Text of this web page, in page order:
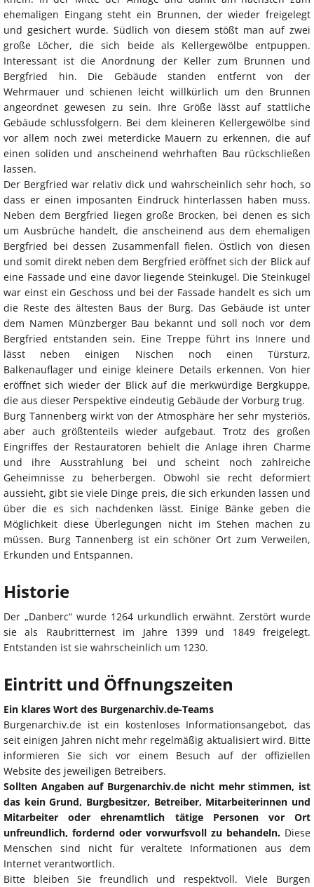
ehemaligen Eingang steht ein Brunnen, der wieder freigelegt
und gesichert wurde. Südlich von diesem stößt man auf zwei
große Löcher, die sich beide als Kellergewölbe entpuppen.
Interessant ist die Anordnung der Keller zum Brunnen und
Bergfried hin. Die Gebäude standen entfernt von der
Wehrmauer und schienen leicht willkürlich um den Brunnen
angeordnet gewesen zu sein. Ihre Größe lässt auf stattliche
Gebäude schlussfolgern. Bei dem kleineren Kellergewölbe sind
vor allem noch zwei meterdicke Mauern zu erkennen, die auf
einen soliden und anscheinend wehrhaften Bau rückschließen
lassen.
Der Bergfried war relativ dick und wahrscheinlich sehr hoch, so
dass er einen imposanten Eindruck hinterlassen haben muss.
Neben dem Bergfried liegen große Brocken, bei denen es sich
um Ausbrüche handelt, die anscheinend aus dem ehemaligen
Bergfried bei dessen Zusammenfall fielen. Östlich von diesen
und somit direkt neben dem Bergfried eröffnet sich der Blick auf
eine Fassade und eine davor liegende Steinkugel. Die Steinkugel
war einst ein Geschoss und bei der Fassade handelt es sich um
die Reste des ältesten Baus der Burg. Das Gebäude ist unter
dem Namen Münzberger Bau bekannt und soll noch vor dem
Bergfried entstanden sein. Eine Treppe führt ins Innere und
lässt neben einigen Nischen noch einen Türsturz,
Balkenauflager und einige kleinere Details erkennen. Von hier
eröffnet sich wieder der Blick auf die merkwürdige Bergkuppe,
die aus dieser Perspektive eindeutig Gebäude der Vorburg trug.
Burg Tannenberg wirkt von der Atmosphäre her sehr mysteriös,
aber auch größtenteils wieder aufgebaut. Trotz des großen
Eingriffes der Restauratoren behielt die Anlage ihren Charme
und ihre Ausstrahlung bei und scheint noch zahlreiche
Geheimnisse zu beherbergen. Obwohl sie recht deformiert
aussieht, gibt sie viele Dinge preis, die sich erkunden lassen und
über die es sich nachdenken lässt. Einige Bänke geben die
Möglichkeit diese Überlegungen nicht im Stehen machen zu
müssen. Burg Tannenberg ist ein schöner Ort zum Verweilen,
Erkunden und Entspannen.
Historie
Der „Danberc“ wurde 1264 urkundlich erwähnt. Zerstört wurde
sie als Raubritternest im Jahre 1399 und 1849 freigelegt.
Entstanden ist sie wahrscheinlich um 1230.
Eintritt und Öffnungszeiten
Ein klares Wort des Burgenarchiv.de-Teams
Burgenarchiv.de ist ein kostenloses Informationsangebot, das
seit einigen Jahren nicht mehr regelmäßig aktualisiert wird. Bitte
informieren Sie sich vor einem Besuch auf der offiziellen
Website des jeweiligen Betreibers.
Sollten Angaben auf Burgenarchiv.de nicht mehr stimmen, ist
das kein Grund, Burgbesitzer, Betreiber, Mitarbeiterinnen und
Mitarbeiter oder ehrenamtlich tätige Personen vor Ort
unfreundlich, fordernd oder vorwurfsvoll zu behandeln. Diese
Menschen sind nicht für veraltete Informationen aus dem
Internet verantwortlich.
Bitte bleiben Sie freundlich und respektvoll. Viele Burgen